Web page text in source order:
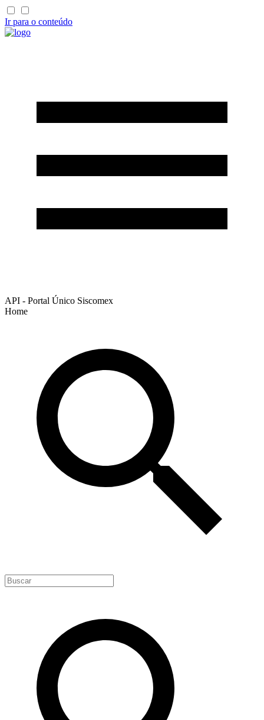
Ir para o conteúdo
API - Portal Único Siscomex
Home